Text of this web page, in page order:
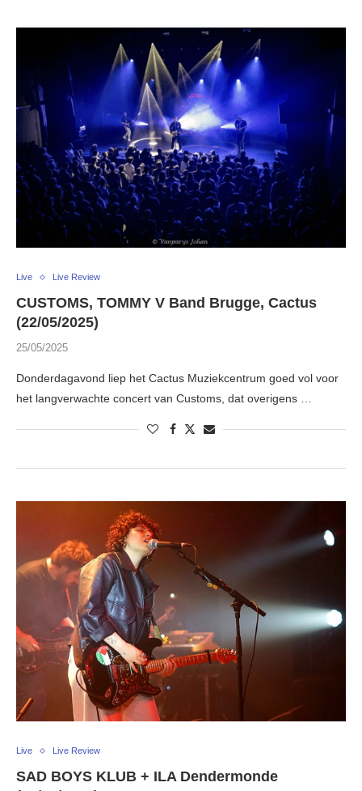
Live Live Review
CUSTOMS, TOMMY V Band Brugge, Cactus
(22/05/2025)
25/05/2025
Donderdagavond liep het Cactus Muziekcentrum goed vol voor
het langverwachte concert van Customs, dat overigens …
Live Live Review
SAD BOYS KLUB + ILA Dendermonde